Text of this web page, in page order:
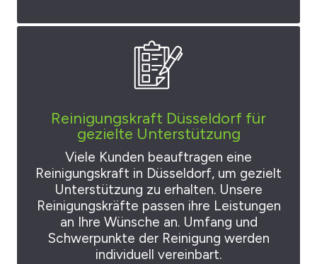
Reinigungskraft Düsseldorf für
gezielte Unterstützung
Viele Kunden beauftragen eine
Reinigungskraft in Düsseldorf, um gezielt
Unterstützung zu erhalten. Unsere
Reinigungskräfte passen ihre Leistungen
an Ihre Wünsche an. Umfang und
Schwerpunkte der Reinigung werden
individuell vereinbart.